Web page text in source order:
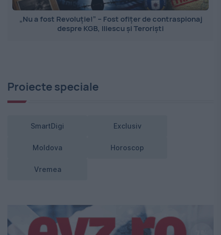
„Nu a fost Revoluție!” – Fost ofițer de contraspionaj
despre KGB, Iliescu și Teroriști
Proiecte speciale
SmartDigi Exclusiv
Moldova Horoscop
Vremea